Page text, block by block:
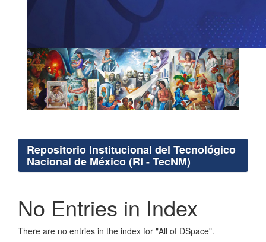
Repositorio Institucional del Tecnológico
Nacional de México (RI - TecNM)
No Entries in Index
There are no entries in the index for "All of DSpace".